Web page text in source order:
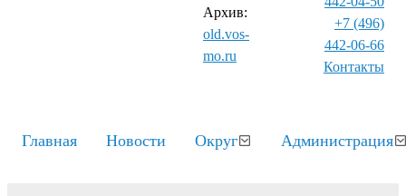
Архив:
old.vos-
mo.ru
+7 (496)
442-06-66
Контакты⁠
Главная Новости Округ Администрация